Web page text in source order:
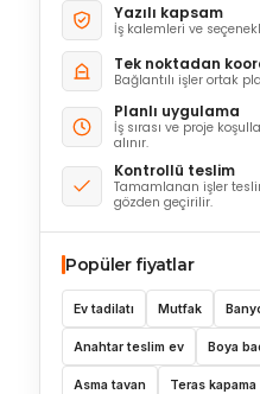
Yazılı kapsam
İş kalemleri ve
Tek noktadan
Bağlantılı işler ortak
Planlı uygulama
İş sırası ve proje
alınır.
Kontrollü teslim
Tamamlanan işler
gözden geçirilir.
Popüler fiyatlar
Ev tadilatı Mutfak
Anahtar teslim ev Boya
Asma tavan Teras kapama